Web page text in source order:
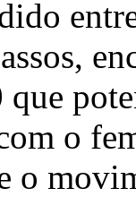
que
o
o